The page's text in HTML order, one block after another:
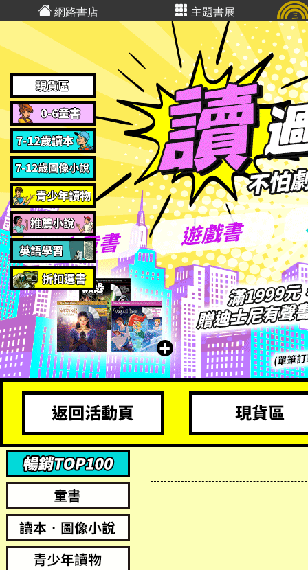
網路書店 主題書展